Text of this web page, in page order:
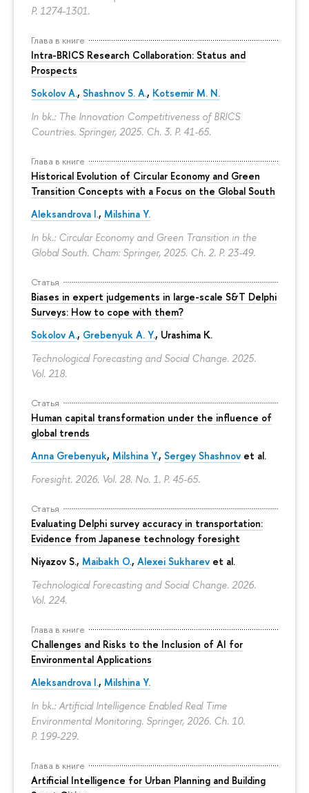
P. 1274-1301.
Глава в книге
Intra-BRICS Research Collaboration: Status and
Prospects
Sokolov A., Shashnov S. A., Kotsemir M. N.
In bk.: The Innovation Competitiveness of BRICS
Countries. Springer, 2025. Ch. 3. P. 41-65.
Глава в книге
Historical Evolution of Circular Economy and Green
Transition Concepts with a Focus on the Global South
Aleksandrova I., Milshina Y.
In bk.: Circular Economy and Green Transition in the
Global South. Cham: Springer, 2025. Ch. 2. P. 23-49.
Статья
Biases in expert judgements in large-scale S&T Delphi
Surveys: How to cope with them?
Sokolov A., Grebenyuk A. Y., Urashima K.
Technological Forecasting and Social Change. 2025.
Vol. 218.
Статья
Human capital transformation under the influence of
global trends
Anna Grebenyuk, Milshina Y., Sergey Shashnov et al.
Foresight. 2026. Vol. 28. No. 1. P. 45-65.
Статья
Evaluating Delphi survey accuracy in transportation:
Evidence from Japanese technology foresight
Niyazov S., Maibakh O., Alexei Sukharev et al.
Technological Forecasting and Social Change. 2026.
Vol. 224.
Глава в книге
Challenges and Risks to the Inclusion of AI for
Environmental Applications
Aleksandrova I., Milshina Y.
In bk.: Artificial Intelligence Enabled Real Time
Environmental Monitoring. Springer, 2026. Ch. 10.
P. 199-229.
Глава в книге
Artificial Intelligence for Urban Planning and Building